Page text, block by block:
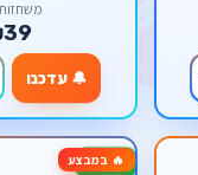
משחזות
🔔 עדכנו
🔥 במבצע-60%